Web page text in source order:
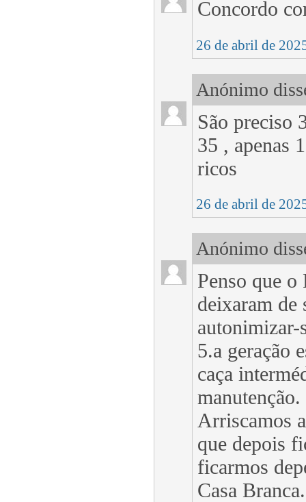
Concordo
26 de abril de
Anónimo
São preciso
35 , apenas
ricos
26 de abril de
Anónimo
Penso que
deixaram de
autonimizar-
5.a geração
caça
Arriscamos
que depois
ficarmos
Casa Branca.